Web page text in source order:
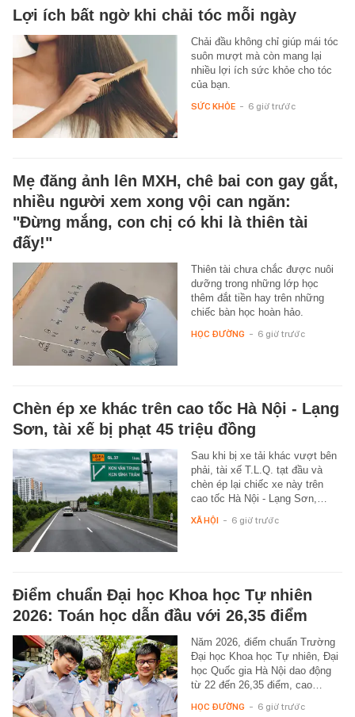
Lợi ích bất ngờ khi chải tóc mỗi ngày
Chải đầu không chỉ giúp mái tóc
suôn mượt mà còn mang lại
nhiều lợi ích sức khỏe cho tóc
của bạn.
SỨC KHỎE - 6 giờ trước
Mẹ đăng ảnh lên MXH, chê bai con gay gắt,
nhiều người xem xong vội can ngăn:
"Đừng mắng, con chị có khi là thiên tài
đấy!"
Thiên tài chưa chắc được nuôi
dưỡng trong những lớp học
thêm đắt tiền hay trên những
chiếc bàn học hoàn hảo.
HỌC ĐƯỜNG - 6 giờ trước
Chèn ép xe khác trên cao tốc Hà Nội - Lạng
Sơn, tài xế bị phạt 45 triệu đồng
Sau khi bị xe tải khác vượt bên
phải, tài xế T.L.Q. tạt đầu và
chèn ép lại chiếc xe này trên
cao tốc Hà Nội - Lạng Sơn,…
XÃ HỘI - 6 giờ trước
Điểm chuẩn Đại học Khoa học Tự nhiên
2026: Toán học dẫn đầu với 26,35 điểm
Năm 2026, điểm chuẩn Trường
Đại học Khoa học Tự nhiên, Đại
học Quốc gia Hà Nội dao động
từ 22 đến 26,35 điểm, cao…
HỌC ĐƯỜNG - 6 giờ trước